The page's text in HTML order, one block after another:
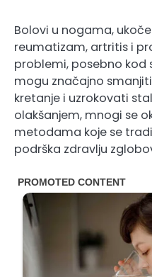
Bolovi u nogama,
reumatizam, artritis i
problemi, posebno kod
mogu značajno
kretanje i uzrokovati
olakšanjem, mnogi se
metodama koje se
podrška zdravlju